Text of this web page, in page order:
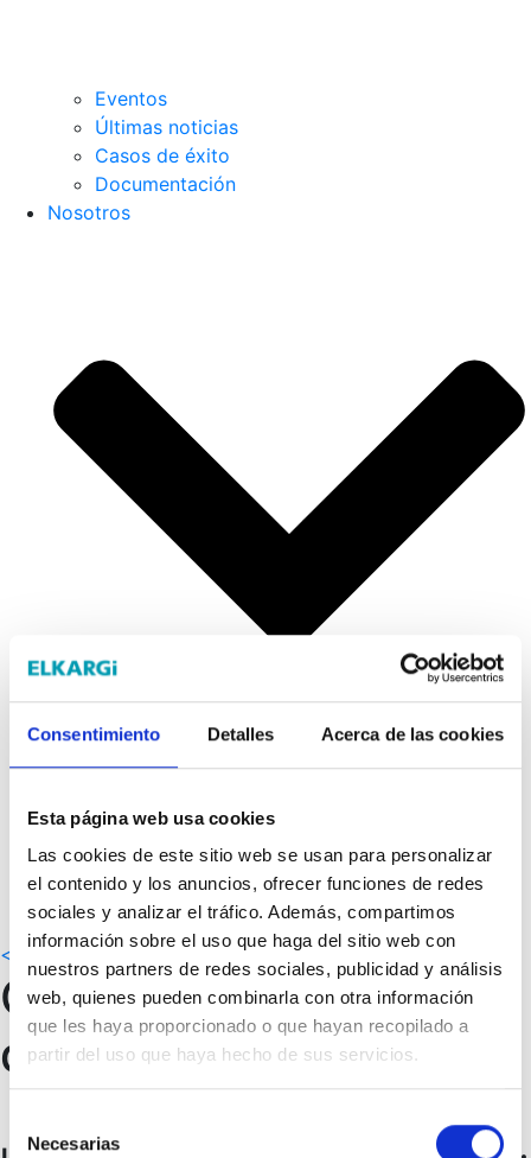
Consentimiento Detalles Acerca de las cookies
Esta página web usa cookies
Las cookies de este sitio web se usan para personalizar
el contenido y los anuncios, ofrecer funciones de redes
sociales y analizar el tráfico. Además, compartimos
información sobre el uso que haga del sitio web con
nuestros partners de redes sociales, publicidad y análisis
web, quienes pueden combinarla con otra información
que les haya proporcionado o que hayan recopilado a
partir del uso que haya hecho de sus servicios.
Necesarias
Eventos
Últimas noticias
Casos de éxito
Documentación
Nosotros
Equipo de trabajo
Información corporativa
Contacto
Elkargi online
<< VER CURSOS
Compliance y Due
diligence para PYMES